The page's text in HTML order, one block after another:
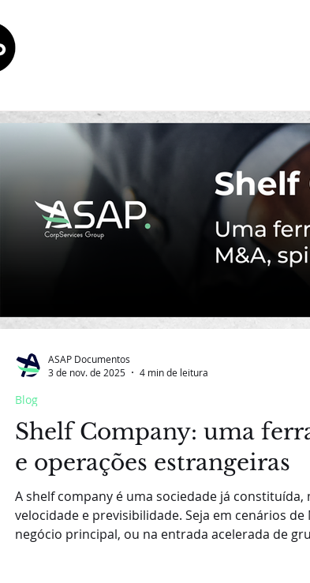
Shelf Company: uma
e operações estrangeiras
A shelf company é uma sociedade já
velocidade e previsibilidade. Seja em cenários
negócio principal, ou na entrada acelerada de
Blog
ASAP Documentos
3 de nov. de 2025
4 min de leitura